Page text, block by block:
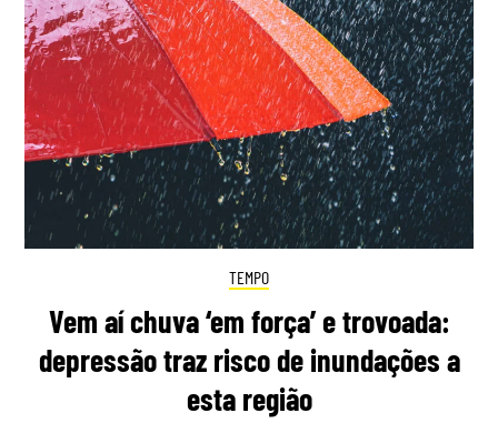
TEMPO
Vem aí chuva ‘em força’ e trovoada:
depressão traz risco de inundações a
esta região